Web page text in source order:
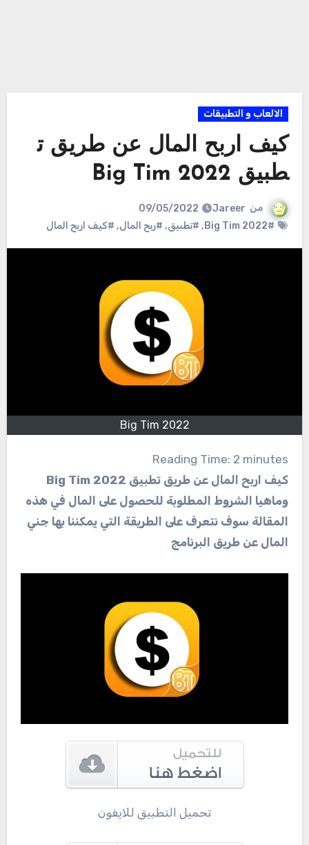
الالعاب و التطبيقات
كيف اربح المال عن طريق ت
طبيق Big Tim 2022
من Jareer
09/05/2022
#Big Tim 2022
, #تطبيق, #ربح المال, #كيف اربح المال
Big Tim 2022
Reading Time: 2 minutes
كيف اربح المال عن طريق تطبيق Big Tim 2022
وماهيا الشروط المطلوبة للحصول على المال في هذه
المقالة سوف نتعرف على الطريقة التي يمكننا بها جني
المال عن طريق البرنامج
تحميل التطبيق للايفون